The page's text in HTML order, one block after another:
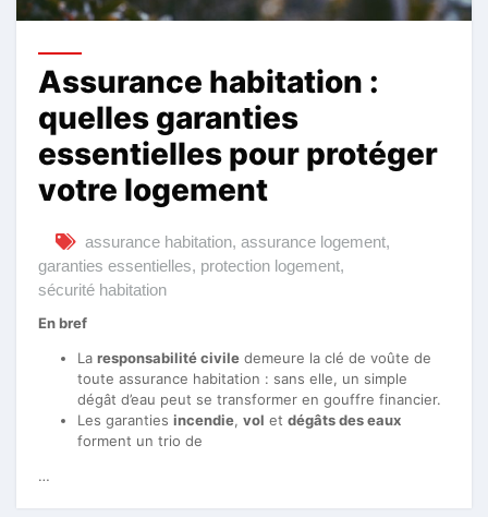
Assurance habitation :
quelles garanties
essentielles pour protéger
votre logement
assurance habitation, assurance logement,
garanties essentielles, protection logement,
sécurité habitation
En bref
La responsabilité civile demeure la clé de voûte de
toute assurance habitation : sans elle, un simple
dégât d’eau peut se transformer en gouffre financier.
Les garanties incendie, vol et dégâts des eaux
forment un trio de
…